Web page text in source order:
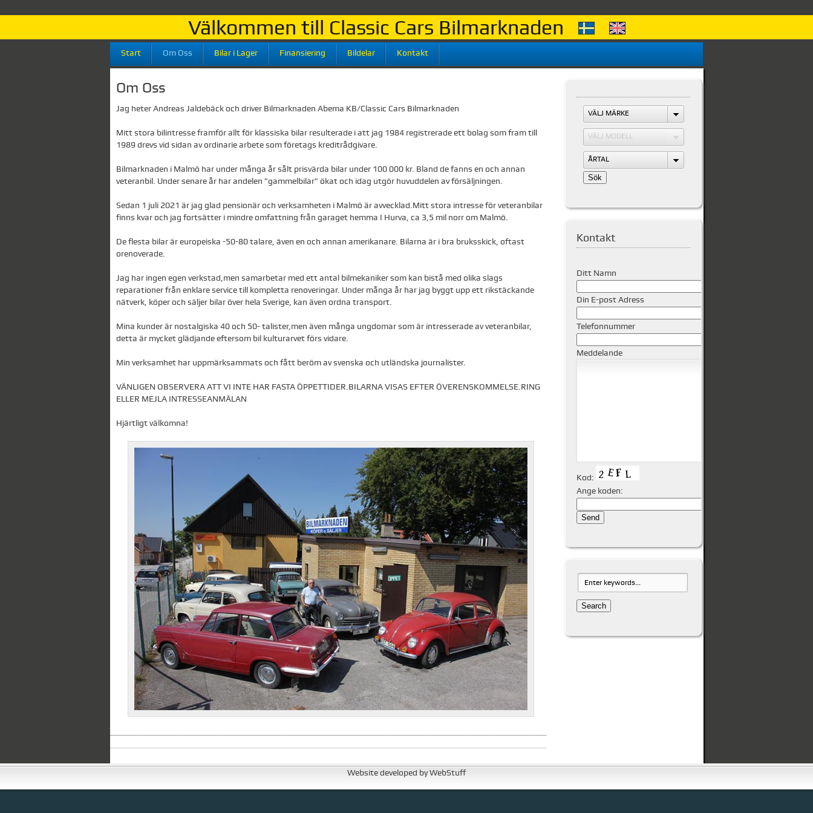
Välkommen till Classic Cars Bilmarknaden
Start Om Oss Bilar i Lager Finansiering Bildelar Kontakt
Om Oss
Jag heter Andreas Jaldebäck och driver Bilmarknaden Abema KB/Classic Cars Bilmarknaden
Mitt stora bilintresse framför allt för klassiska bilar resulterade i att jag 1984 registrerade ett bolag som fram till
1989 drevs vid sidan av ordinarie arbete som företags kreditrådgivare.
Bilmarknaden i Malmö har under många år sålt prisvärda bilar under 100 000 kr. Bland de fanns en och annan
veteranbil. Under senare år har andelen ”gammelbilar” ökat och idag utgör huvuddelen av försäljningen.
Sedan 1 juli 2021 är jag glad pensionär och verksamheten i Malmö är avvecklad.Mitt stora intresse för veteranbilar
finns kvar och jag fortsätter i mindre omfattning från garaget hemma I Hurva, ca 3,5 mil norr om Malmö.
De flesta bilar är europeiska -50-80 talare, även en och annan amerikanare. Bilarna är i bra bruksskick, oftast
orenoverade.
Jag har ingen egen verkstad,men samarbetar med ett antal bilmekaniker som kan bistå med olika slags
reparationer från enklare service till kompletta renoveringar. Under många år har jag byggt upp ett rikstäckande
nätverk, köper och säljer bilar över hela Sverige, kan även ordna transport.
Mina kunder är nostalgiska 40 och 50- talister,men även många ungdomar som är intresserade av veteranbilar,
detta är mycket glädjande eftersom bil kulturarvet förs vidare.
Min verksamhet har uppmärksammats och fått beröm av svenska och utländska journalister.
VÄNLIGEN OBSERVERA ATT VI INTE HAR FASTA ÖPPETTIDER.BILARNA VISAS EFTER ÖVERENSKOMMELSE.RING
ELLER MEJLA INTRESSEANMÄLAN
Hjärtligt välkomna!
VÄLJ MÄRKE
VÄLJ MODELL
ÅRTAL
Kontakt
Ditt Namn
Din E-post Adress
Telefonnummer
Meddelande
Kod:
Ange koden:
Website developed by WebStuff